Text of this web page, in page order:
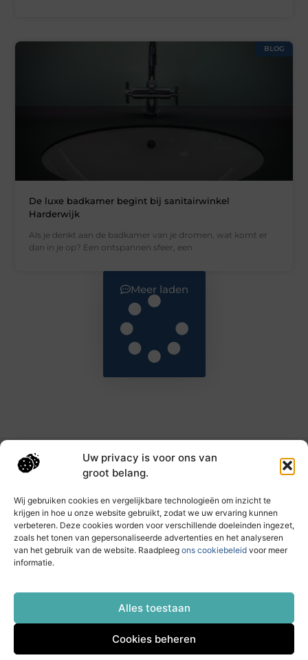
Uw privacy is voor ons van
groot belang.
Wij gebruiken cookies en vergelijkbare technologieën om inzicht te
krijgen in hoe u onze website gebruikt, zodat we uw ervaring kunnen
verbeteren. Deze cookies worden voor verschillende doeleinden ingezet,
zoals het tonen van gepersonaliseerde advertenties en het analyseren
van het gebruik van de website. Raadpleeg ons cookiebeleid voor meer
informatie.
Alles toestaan
Cookies beheren
BLOG
De luxe badkamer begint bij sanitairwinkel
Harderwijk
Als je denkt aan de badkamer van je dromen, wat komt er
dan in je op? Een ontspannen sfeer, een
Meer laden
Main Links
Dagelijks nieuwe inzichten op taec.nl
Artikelen vol kennis, inspiratie en praktische tips die